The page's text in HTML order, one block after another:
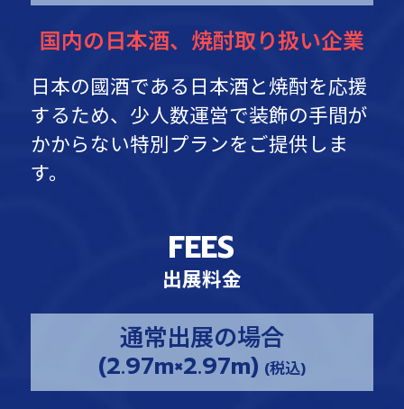
国内の日本酒、焼酎取り扱い企業
日本の國酒である日本酒と焼酎を応援
するため、 少人数運営で装飾の手間が
かからない特別プランをご提供しま
す。
FEES
出展料金
通常出展の場合
(2.97m×2.97m) (税込)